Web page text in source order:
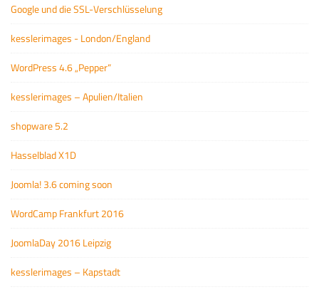
Google und die SSL-Verschlüsselung
kesslerimages - London/England
WordPress 4.6 „Pepper“
kesslerimages – Apulien/Italien
shopware 5.2
Hasselblad X1D
Joomla! 3.6 coming soon
WordCamp Frankfurt 2016
JoomlaDay 2016 Leipzig
kesslerimages – Kapstadt